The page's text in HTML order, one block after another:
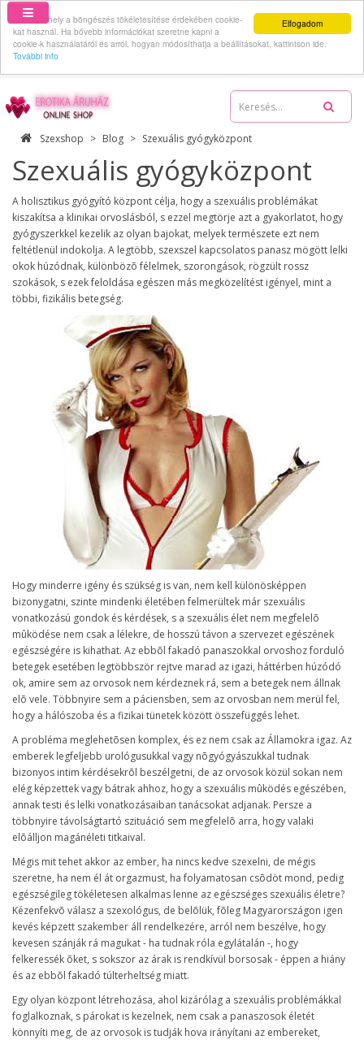
Elfogadom
Ez a webhely a böngészés tökéletesítése érdekében cookie-
kat használ. Ha bővebb információkat szeretne kapni a
cookie-k használatáról és arról, hogyan módosíthatja a beállításokat, kattintson ide.
További info
Szexshop Blog Szexuális gyógyközpont
Szexuális gyógyközpont
A holisztikus gyógyító központ célja, hogy a szexuális problémákat
kiszakítsa a klinikai orvoslásból, s ezzel megtörje azt a gyakorlatot, hogy
gyógyszerkkel kezelik az olyan bajokat, melyek természete ezt nem
feltétlenül indokolja. A legtöbb, szexszel kapcsolatos panasz mögött lelki
okok húzódnak, különbözõ félelmek, szorongások, rögzült rossz
szokások, s ezek feloldása egészen más megközelítést igényel, mint a
többi, fizikális betegség.
Hogy minderre igény és szükség is van, nem kell különösképpen
bizonygatni, szinte mindenki életében felmerültek már szexuális
vonatkozású gondok és kérdések, s a szexuális élet nem megfelelõ
mûködése nem csak a lélekre, de hosszú távon a szervezet egészének
egészségére is kihathat. Az ebbõl fakadó panaszokkal orvoshoz forduló
betegek esetében legtöbbször rejtve marad az igazi, háttérben húzódó
ok, amire sem az orvosok nem kérdeznek rá, sem a betegek nem állnak
elõ vele. Többnyire sem a páciensben, sem az orvosban nem merül fel,
hogy a hálószoba és a fizikai tünetek között összefüggés lehet.
A probléma meglehetõsen komplex, és ez nem csak az Államokra igaz. Az
emberek legfeljebb urológusukkal vagy nõgyógyászukkal tudnak
bizonyos intim kérdésekrõl beszélgetni, de az orvosok közül sokan nem
elég képzettek vagy bátrak ahhoz, hogy a szexuális mûködés egészében,
annak testi és lelki vonatkozásaiban tanácsokat adjanak. Persze a
többnyire távolságtartó szituáció sem megfelelõ arra, hogy valaki
elõálljon magánéleti titkaival.
Mégis mit tehet akkor az ember, ha nincs kedve szexelni, de mégis
szeretne, ha nem él át orgazmust, ha folyamatosan csõdöt mond, pedig
egészségileg tökéletesen alkalmas lenne az egészséges szexuális életre?
Kézenfekvõ válasz a szexológus, de belõlük, fõleg Magyarországon igen
kevés képzett szakember áll rendelkezére, arról nem beszélve, hogy
kevesen szánják rá magukat - ha tudnak róla egylátalán -, hogy
felkeressék õket, s sokszor az árak is rendkívül borsosak - éppen a hiány
és az ebbõl fakadó túlterheltség miatt.
Egy olyan központ létrehozása, ahol kizárólag a szexuális problémákkal
foglalkoznak, s párokat is kezelnek, nem csak a panaszosok életét
könnyíti meg, de az orvosok is tudják hova irányítani az embereket,